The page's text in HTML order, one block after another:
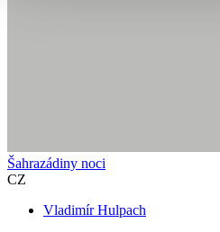
Šahrazádiny noci
CZ
Vladimír Hulpach